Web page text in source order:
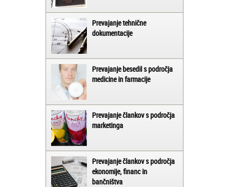
Prevajanje tehnične
dokumentacije
Prevajanje besedil s področja
medicine in farmacije
Prevajanje člankov s področja
marketinga
Prevajanje člankov s področja
ekonomije, financ in
bančništva